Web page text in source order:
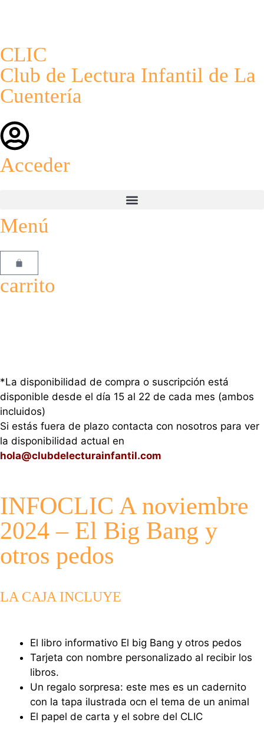
CLIC
Club de Lectura Infantil de La
Cuentería
Acceder
Menú
carrito
*La disponibilidad de compra o suscripción está
disponible desde el día 15 al 22 de cada mes (ambos
incluidos)
Si estás fuera de plazo contacta con nosotros para ver
la disponibilidad actual en
hola@clubdelecturainfantil.com
INFOCLIC A noviembre
2024 – El Big Bang y
otros pedos
LA CAJA INCLUYE
El libro informativo El big Bang y otros pedos
Tarjeta con nombre personalizado al recibir los
libros.
Un regalo sorpresa: este mes es un cadernito
con la tapa ilustrada ocn el tema de un animal
El papel de carta y el sobre del CLIC